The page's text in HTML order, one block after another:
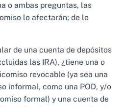
o ambas preguntas, las
lo afectarán; de lo
de una cuenta de depósitos
las IRA), ¿tiene una o
revocable (ya sea una
informal, como una POD, y/o
formal) y una cuenta de